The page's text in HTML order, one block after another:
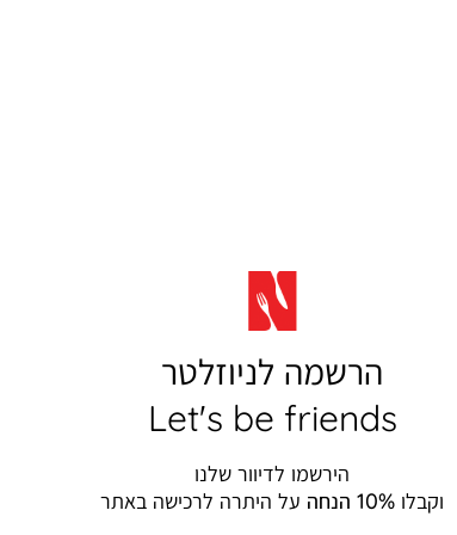
הרשמה לניוזלטר
Let's be friends
הירשמו לדיוור שלנו
וקבלו 10% הנחה על היתרה לרכישה באתר